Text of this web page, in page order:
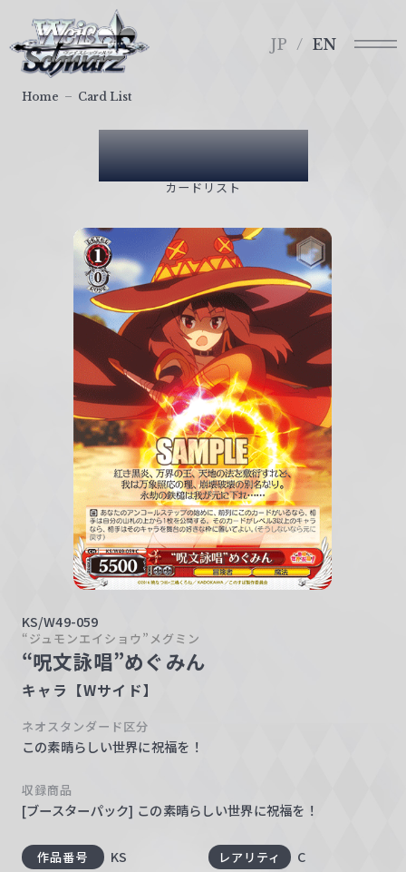
ァ
イ
JP EN
Card List
カードリスト
Home Card List
KS/W49-059
“ジュモンエイショウ”メグミン
“呪文詠唱”めぐみん
キャラ【Wサイド】
ネオスタンダード区分
この素晴らしい世界に祝福を！
収録商品
[ブースターパック] この素晴らしい世界に祝福を！
作品番号 KS レアリティ C